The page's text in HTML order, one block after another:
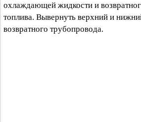
охлаждающей жидкости и
топлива. Вывернуть верхний и
возвратного трубопровода.